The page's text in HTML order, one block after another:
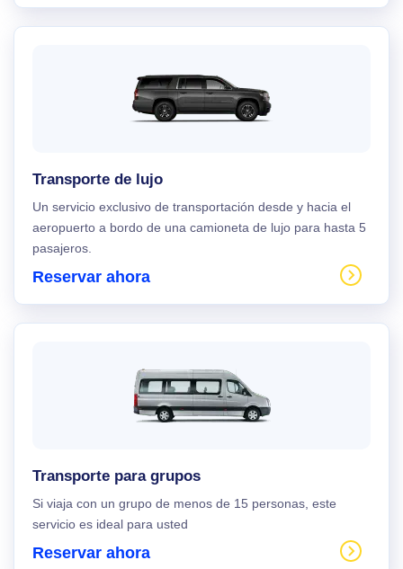
Transporte de lujo
Un servicio exclusivo de transportación desde y hacia el
aeropuerto a bordo de una camioneta de lujo para hasta 5
pasajeros.
Reservar ahora
Transporte para grupos
Si viaja con un grupo de menos de 15 personas, este
servicio es ideal para usted
Reservar ahora